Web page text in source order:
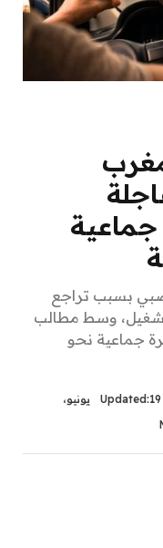
عاجلة
بسبب تراجع
وسط مطالب
جماعية نحو
Updated:
19 يونيو،